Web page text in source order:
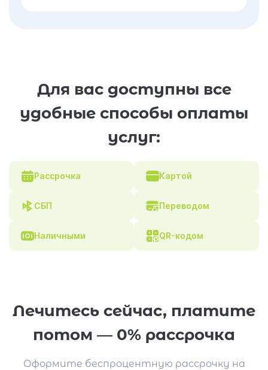
Для вас доступны все
удобные способы оплаты
услуг:
Рассрочка Картой
СБП Переводом
Наличными QR-кодом
Лечитесь сейчас, платите
потом — 0% рассрочка
Оформите беспроцентную рассрочку на